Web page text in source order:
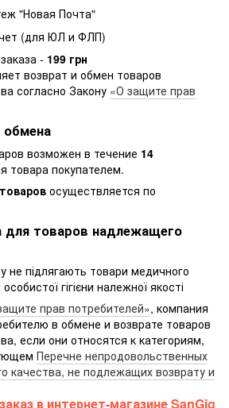
"Новая Почта"
(для ЮЛ и ФЛП)
- 199 грн
возврат и обмен товаров
согласно Закону «О защите прав
обмена
возможен в течение 14
товара покупателем.
осуществляется по
для товаров надлежащего
не підлягають товари медичного
гігієни належної якості
прав потребителей», компания
в обмене и возврате товаров
если они относятся к категориям,
Перечне непродовольственных
качества, не подлежащих возврату и
в интернет-магазине SanGig